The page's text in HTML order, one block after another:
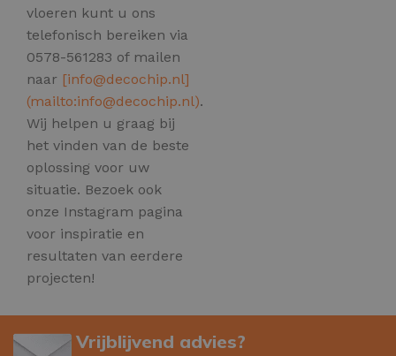
vloeren kunt u ons
telefonisch bereiken via
0578-561283 of mailen
naar [info@decochip.nl]
(mailto:info@decochip.nl).
Wij helpen u graag bij
het vinden van de beste
oplossing voor uw
situatie. Bezoek ook
onze Instagram pagina
voor inspiratie en
resultaten van eerdere
projecten!
Vrijblijvend advies?